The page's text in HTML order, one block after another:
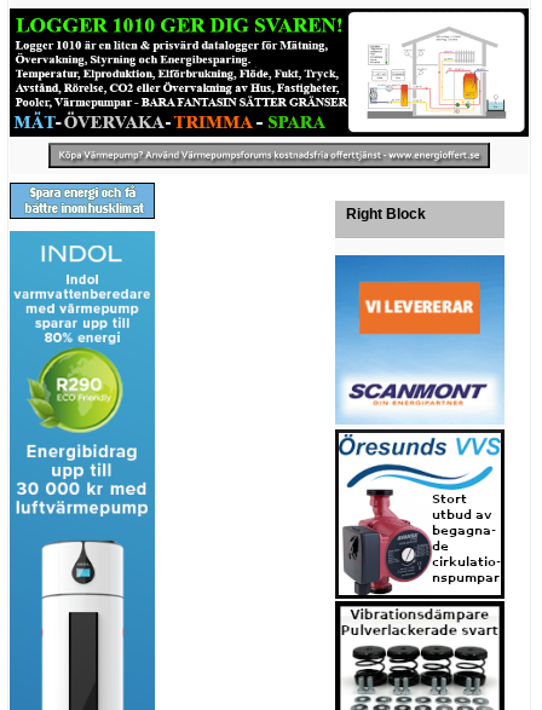
Right Block